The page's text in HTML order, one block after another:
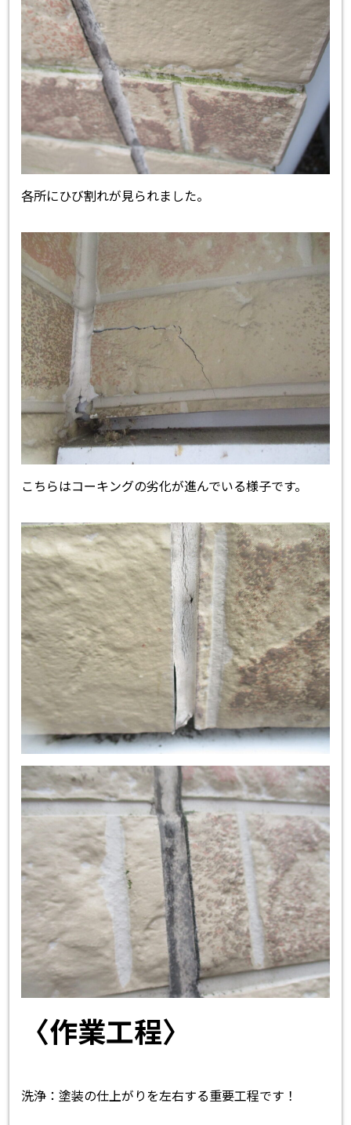
各所にひび割れが見られました。
こちらはコーキングの劣化が進んでいる様子です。
〈作業工程〉
洗浄：塗装の仕上がりを左右する重要工程です！